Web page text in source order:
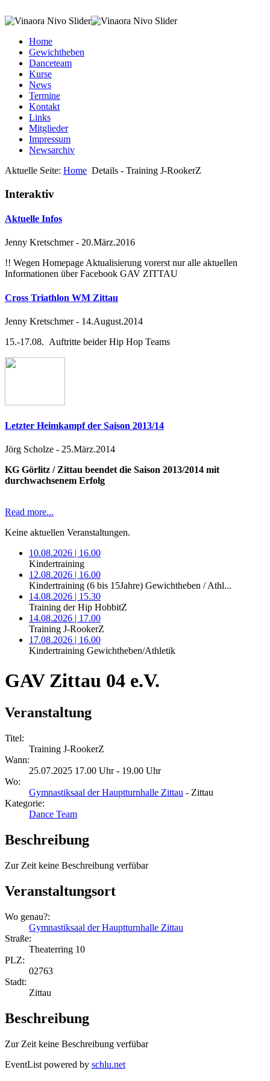
Home
Gewichtheben
Danceteam
Kurse
News
Termine
Kontakt
Links
Mitglieder
Impressum
Newsarchiv
Aktuelle Seite: Home Details - Training J-RookerZ
Interaktiv
Aktuelle Infos
Jenny Kretschmer- 20.März.2016
!! Wegen Homepage Aktualisierung vorerst nur alle aktuellen
Informationen über Facebook GAV ZITTAU
Cross Triathlon WM Zittau
Jenny Kretschmer- 14.August.2014
15.-17.08. Auftritte beider Hip Hop Teams
Letzter Heimkampf der Saison 2013/14
Jörg Scholze - 25.März.2014
KG Görlitz / Zittau beendet die Saison 2013/2014 mit
durchwachsenem Erfolg
Read more...
Keine aktuellen Veranstaltungen.
10.08.2026 | 16.00
Kindertraining
12.08.2026 | 16.00
Kindertraining (6 bis 15Jahre) Gewichtheben / Athl...
14.08.2026 | 15.30
Training der Hip HobbitZ
14.08.2026 | 17.00
Training J-RookerZ
17.08.2026 | 16.00
Kindertraining Gewichtheben/Athletik
GAV Zittau 04 e.V.
Veranstaltung
Titel:
Training J-RookerZ
Wann:
25.07.2025 17.00 Uhr - 19.00 Uhr
Wo:
Gymnastiksaal der Hauptturnhalle Zittau - Zittau
Kategorie:
Dance Team
Beschreibung
Zur Zeit keine Beschreibung verfübar
Veranstaltungsort
Wo genau?:
Gymnastiksaal der Hauptturnhalle Zittau
Straße:
Theaterring 10
PLZ:
02763
Stadt:
Zittau
Beschreibung
Zur Zeit keine Beschreibung verfübar
EventList powered by schlu.net